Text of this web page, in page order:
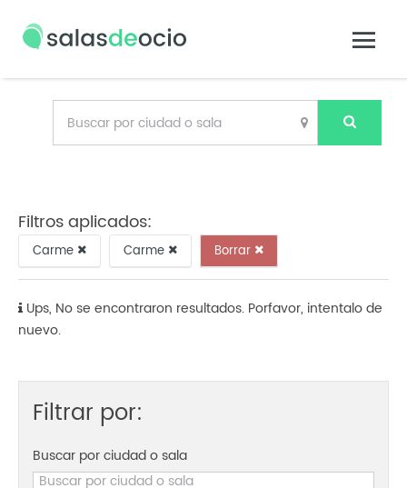
Filtros aplicados:
Carme Carme Borrar
Ups, No se encontraron resultados. Porfavor, intentalo de
nuevo.
Filtrar por:
Buscar por ciudad o sala